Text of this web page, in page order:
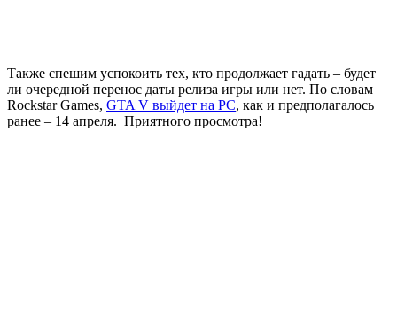
Также спешим успокоить тех, кто продолжает гадать – будет
ли очередной перенос даты релиза игры или нет. По словам
Rockstar Games, GTA V выйдет на PC, как и предполагалось
ранее – 14 апреля. Приятного просмотра!